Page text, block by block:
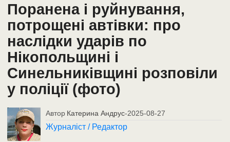
Поранена і руйнування,
потрощені автівки: про
наслідки ударів по
Нікопольщині і
Синельниківщині розповіли
у поліції (фото)
Автор Катерина Андрус-2025-08-27
Журналіст / Редактор